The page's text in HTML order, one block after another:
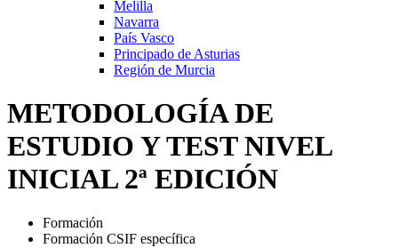
Melilla
Navarra
País Vasco
Principado de Asturias
Región de Murcia
METODOLOGÍA DE
ESTUDIO Y TEST NIVEL
INICIAL 2ª EDICIÓN
Formación
Formación CSIF específica